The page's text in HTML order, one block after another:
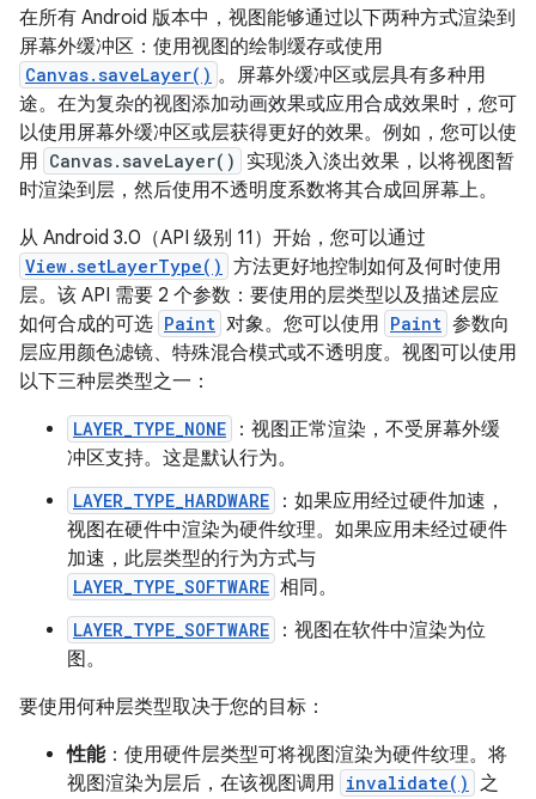
在所有 Android 版本中，视图能够通过以下两种方式渲染到
屏幕外缓冲区：使用视图的绘制缓存或使用
Canvas.saveLayer() 。屏幕外缓冲区或层具有多种用
途。在为复杂的视图添加动画效果或应用合成效果时，您可
以使用屏幕外缓冲区或层获得更好的效果。例如，您可以使
用 Canvas.saveLayer()
实现淡入淡出效果，以将视图暂
时渲染到层，然后使用不透明度系数将其合成回屏幕上。
从 Android 3.0（API 级别 11）开始，您可以通过
View.setLayerType() 方法更好地控制如何及何时使用
层。该 API 需要 2 个参数：要使用的层类型以及描述层应
如何合成的可选 Paint 对象。您可以使用 Paint 参数向
层应用颜色滤镜、特殊混合模式或不透明度。视图可以使用
以下三种层类型之一：
LAYER_TYPE_NONE
：视图正常渲染，不受屏幕外缓
冲区支持。这是默认行为。
LAYER_TYPE_HARDWARE
：如果应用经过硬件加速，
视图在硬件中渲染为硬件纹理。如果应用未经过硬件
加速，此层类型的行为方式与
LAYER_TYPE_SOFTWARE 相同。
LAYER_TYPE_SOFTWARE
：视图在软件中渲染为位
图。
要使用何种层类型取决于您的目标：
性能：使用硬件层类型可将视图渲染为硬件纹理。将
视图渲染为层后，在该视图调用 invalidate() 之